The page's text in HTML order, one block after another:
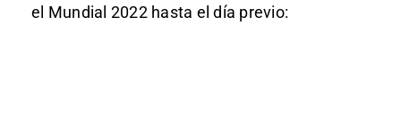
el Mundial 2022 hasta el día previo: